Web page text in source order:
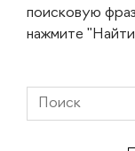
поисковую
нажмите